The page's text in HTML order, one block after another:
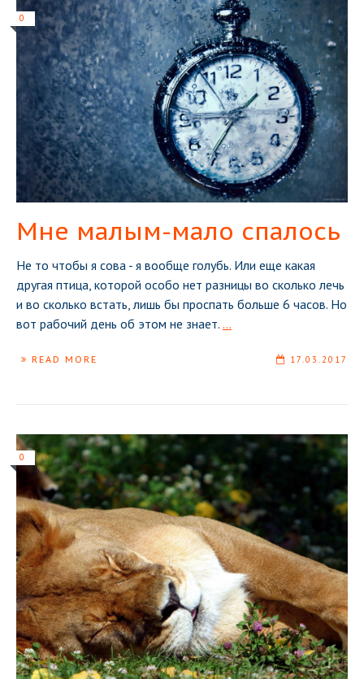
0
Мне малым-мало спалось
Не то чтобы я сова - я вообще голубь. Или еще какая
другая птица, которой особо нет разницы во сколько лечь
и во сколько встать, лишь бы проспать больше 6 часов. Но
вот рабочий день об этом не знает. ...
READ MORE 17.03.2017
0